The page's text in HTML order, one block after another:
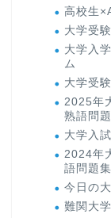
高校生
大学受
大学入
ム
大学受
2025年
熟語問
大学入
2024年
語問題集
今日の
難関大